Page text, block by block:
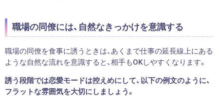
職場の同僚には、自然なきっかけを意識する
職場の同僚を食事に誘うときは、あくまで仕事の延長線上にある
ような自然な流れを意識すると、相手もOKしやすくなります。
誘う段階では恋愛モードは控えめにして、以下の例文のように、
フラットな雰囲気を大切にしましょう。